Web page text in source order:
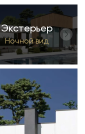
Экстерьер
Ночной вид